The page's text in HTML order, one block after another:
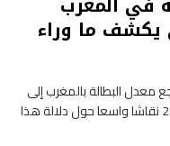
يكشف ما وراء
معدل البطالة بالمغرب إلى
9.5%، خلال الفصل الثاني من سنة 2026 نقاشا واسعا حول دلالة هذا